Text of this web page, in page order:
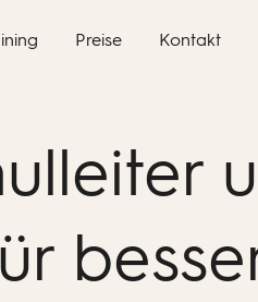
Preise Kontakt